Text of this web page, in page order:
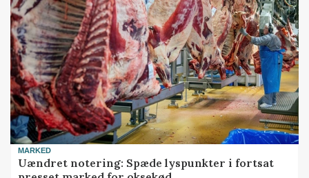
MARKED
Uændret notering: Spæde lyspunkter i fortsat